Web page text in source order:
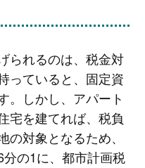
られるのは、税金対
っていると、固定資
。しかし、アパート
宅を建てれば、税負
対象となるため、
の1に、都市計画税